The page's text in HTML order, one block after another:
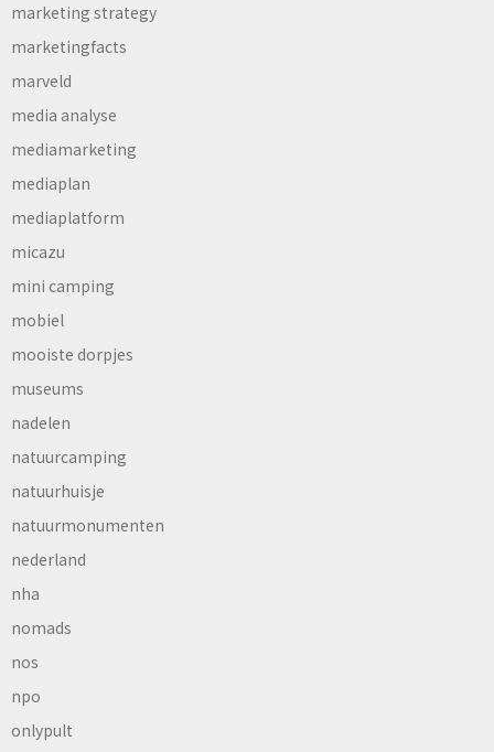
marketing strategy
marketingfacts
marveld
media analyse
mediamarketing
mediaplan
mediaplatform
micazu
mini camping
mobiel
mooiste dorpjes
museums
nadelen
natuurcamping
natuurhuisje
natuurmonumenten
nederland
nha
nomads
nos
npo
onlypult